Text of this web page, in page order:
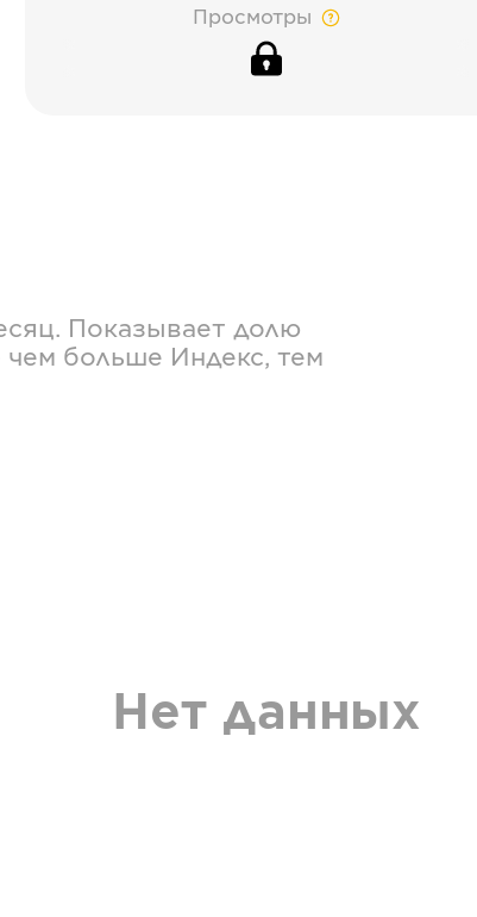
Просмотры
Показывает долю
чем больше Индекс, тем
Нет данных